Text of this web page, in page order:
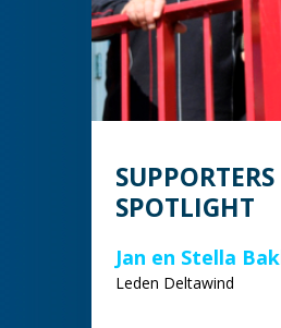
SPOTLIGHT
Jan en Stella
Leden Deltawind